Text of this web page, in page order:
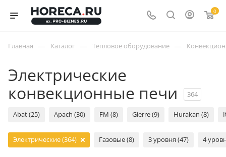
0
Главная — Каталог — Тепловое оборудование —
Электрические
конвекционные печи
364
Abat (25) Apach (30) FM (8) Gierre (9) Hurakan (8)
Электрические (364) Газовые (8) 3 уровня (47) 4